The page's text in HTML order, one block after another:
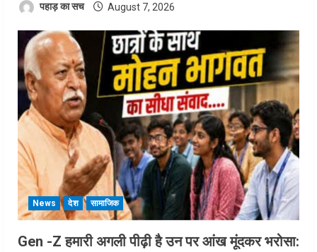
पहाड़ का सच August 7, 2026
News देश सामाजिक
Gen -Z हमारी अगली पीढ़ी है उन पर आंख मूंदकर भरोसा: